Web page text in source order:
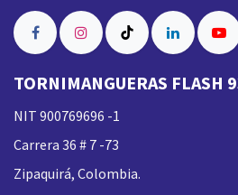
TORNIMANGUERAS FLASH
NIT 900769696 -1
Carrera 36 # 7 -73
Zipaquirá, Colombia.